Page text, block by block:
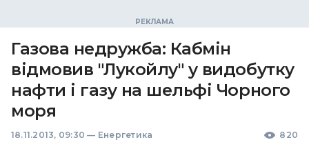
Газова недружба: Кабмін
відмовив "Лукойлу" у видобутку
нафти і газу на шельфі Чорного
моря
18.11.2013, 09:30 — Енергетика 820